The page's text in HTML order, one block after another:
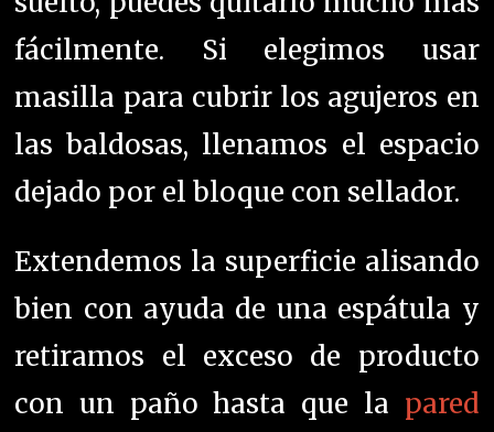
fácilmente. Si elegimos usar
masilla para cubrir los agujeros en
las baldosas, llenamos el espacio
dejado por el bloque con sellador.
Extendemos la superficie alisando
bien con ayuda de una espátula y
retiramos el exceso de producto
con un paño hasta que la pared